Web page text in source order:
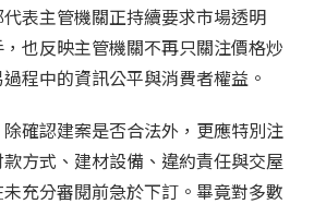
表主管機關正持續要求市場透明
也反映主管機關不再只關注價格炒
程中的資訊公平與消費者權益。
確認建案是否合法外，更應特別注
方式、建材設備、違約責任與交屋
充分審閱前急於下訂。畢竟對多數